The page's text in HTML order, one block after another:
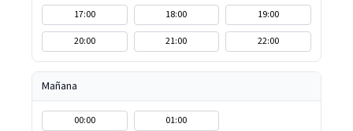
17:00 18:00
19:00
20:00
21:00 22:00
Mañana
00:00 01:00